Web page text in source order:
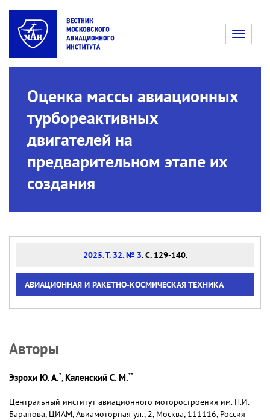
Toggle
Оценка массы авиационных
турбореактивных
двигателей на
предварительном этапе их
создания
2025. Т. 32. № 3. С. 129-140.
АВИАЦИОННАЯ И РАКЕТНО-КОСМИЧЕСКАЯ ТЕХНИКА
Авторы
Эзрохи Ю. А.*,Каленский С. М.**
Центральный институт авиационного моторостроения им. П.И.
Баранова, ЦИАМ, Авиамоторная ул., 2, Москва, 111116, Россия